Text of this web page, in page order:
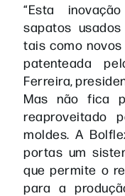
“Esta
sapatos
tais como
patenteada
Ferreira,
Mas não fica
reaproveitado
moldes. A
portas um
que permite o
para a